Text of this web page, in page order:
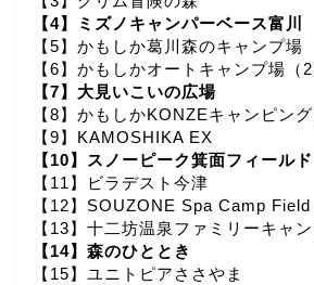
【4】ミズノキャンパーベース富川
【5】かもしか葛川森のキャンプ場
【6】かもしかオートキャンプ場（2
【7】大見いこいの広場
【8】かもしかKONZEキャンピン
【9】KAMOSHIKA EX
【10】スノーピーク箕面フィールド
【11】ビラデスト今津
【12】SOUZONE Spa Camp Field
【13】十二坊温泉ファミリーキャ
【14】森のひととき
【15】ユニトピアささやま